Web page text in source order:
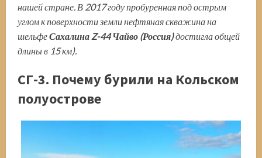
нашей стране. В 2017 году пробуренная под острым
углом к поверхности земли нефтяная скважина на
шельфеСахалина Z-44 Чайво (Россия)достигла общей
длины в 15 км).
СГ-3. Почему бурили на Кольском
полуострове